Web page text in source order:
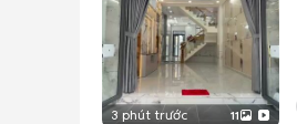
3 phút trước 11